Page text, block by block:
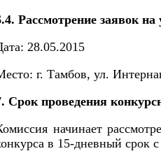
Рассмотрение заявок на
28.05.2015
г. Тамбов, ул.
Срок проведения
начинает
в 15-дневный срок